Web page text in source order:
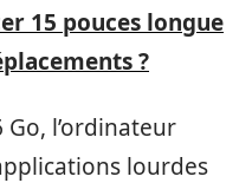
15 pouces longue
?
Go, l’ordinateur
lourdes